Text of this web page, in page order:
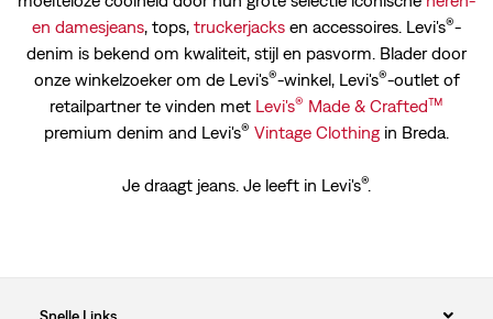
en damesjeans, tops, truckerjacks en accessoires. Levi's®-
denim is bekend om kwaliteit, stijl en pasvorm. Blader door
onze winkelzoeker om de Levi's®-winkel, Levi's®-outlet of
retailpartner te vinden met Levi's® Made & Crafted™
premium denim and Levi's® Vintage Clothing in Breda.
Je draagt jeans. Je leeft in Levi's®.